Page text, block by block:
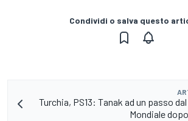
Condividi o salva questo
Turchia, PS13: Tanak ad un passo
Mondiale